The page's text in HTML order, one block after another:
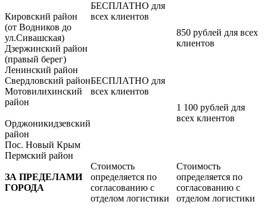
Кировский район
(от Водников до
ул.Сивашская)
Дзержинский район
(правый берег)
Ленинский район
Свердловский район
Мотовилихинский
район
Орджоникидзевский
район
Пос. Новый Крым
Пермский район
БЕСПЛАТНО для
всех клиентов
БЕСПЛАТНО для
всех клиентов
850 рублей для всех
клиентов
1 100 рублей для
всех клиентов
ЗА ПРЕДЕЛАМИ
ГОРОДА
Стоимость
определяется по
согласованию с
отделом логистики
Стоимость
определяется по
согласованию с
отделом логистики